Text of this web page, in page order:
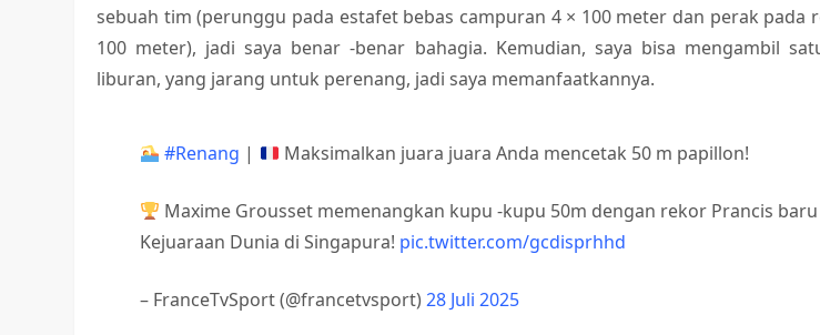
sebuah tim (perunggu pada estafet bebas campuran 4 × 100 meter dan perak pada
100 meter), jadi saya benar -benar bahagia. Kemudian, saya bisa mengambil
liburan, yang jarang untuk perenang, jadi saya memanfaatkannya.
#Renang | Maksimalkan juara juara Anda mencetak 50 m papillon!
Maxime Grousset memenangkan kupu -kupu 50m dengan rekor Prancis baru
Kejuaraan Dunia di Singapura! pic.twitter.com/gcdisprhhd
– FranceTvSport (@francetvsport)28 Juli 2025